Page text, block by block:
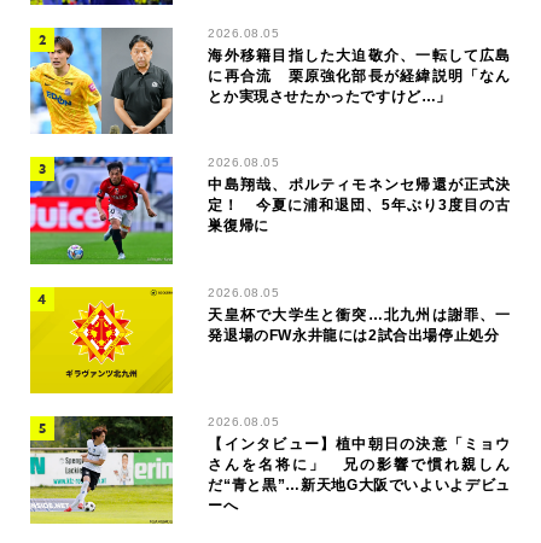
2026.08.05
海外移籍目指した大迫敬介、一転して広島
に再合流 栗原強化部長が経緯説明「なん
とか実現させたかったですけど…」
2026.08.05
中島翔哉、ポルティモネンセ帰還が正式決
定！ 今夏に浦和退団、5年ぶり3度目の古
巣復帰に
2026.08.05
天皇杯で大学生と衝突…北九州は謝罪、一
発退場のFW永井龍には2試合出場停止処分
2026.08.05
【インタビュー】植中朝日の決意「ミョウ
さんを名将に」 兄の影響で慣れ親しん
だ“青と黒”…新天地G大阪でいよいよデビュ
ーへ